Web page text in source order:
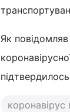
Як
коронавірус